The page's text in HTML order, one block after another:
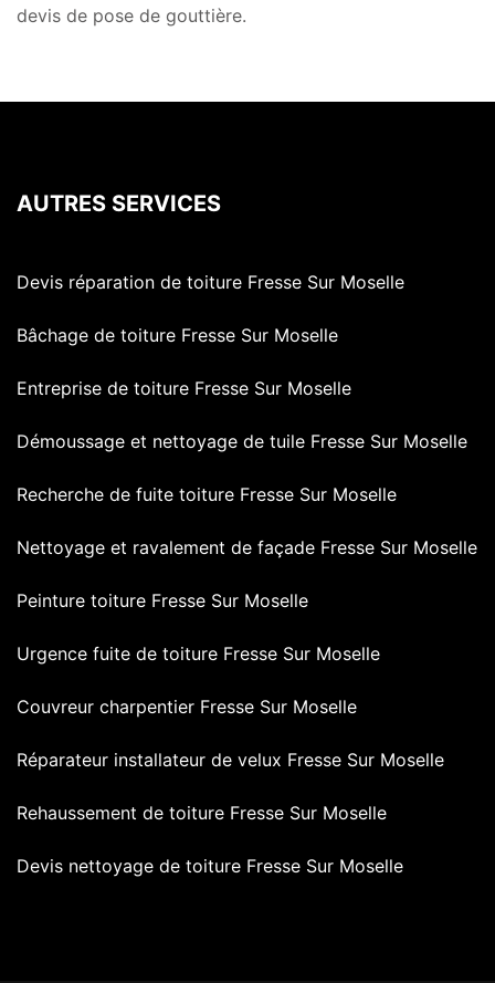
devis de pose de gouttière.
AUTRES SERVICES
Devis réparation de toiture Fresse Sur Moselle
Bâchage de toiture Fresse Sur Moselle
Entreprise de toiture Fresse Sur Moselle
Démoussage et nettoyage de tuile Fresse Sur Moselle
Recherche de fuite toiture Fresse Sur Moselle
Nettoyage et ravalement de façade Fresse Sur Moselle
Peinture toiture Fresse Sur Moselle
Urgence fuite de toiture Fresse Sur Moselle
Couvreur charpentier Fresse Sur Moselle
Réparateur installateur de velux Fresse Sur Moselle
Rehaussement de toiture Fresse Sur Moselle
Devis nettoyage de toiture Fresse Sur Moselle